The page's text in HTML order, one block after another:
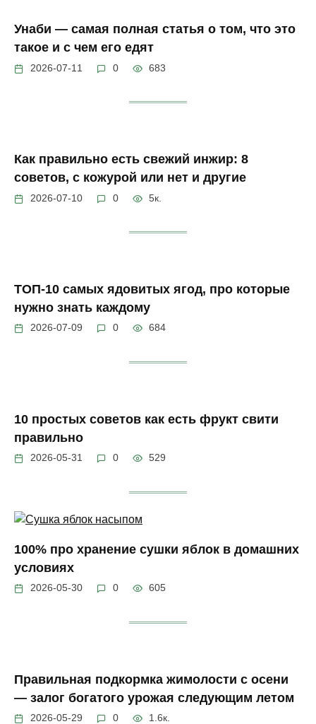
Унаби — самая полная статья о том, что это
такое и с чем его едят
2026-07-11 0 683
Как правильно есть свежий инжир: 8
советов, с кожурой или нет и другие
2026-07-10 0 5к.
ТОП-10 самых ядовитых ягод, про которые
нужно знать каждому
2026-07-09 0 684
10 простых советов как есть фрукт свити
правильно
2026-05-31 0 529
100% про хранение сушки яблок в домашних
условиях
2026-05-30 0 605
Правильная подкормка жимолости с осени
— залог богатого урожая следующим летом
2026-05-29 0 1.6к.